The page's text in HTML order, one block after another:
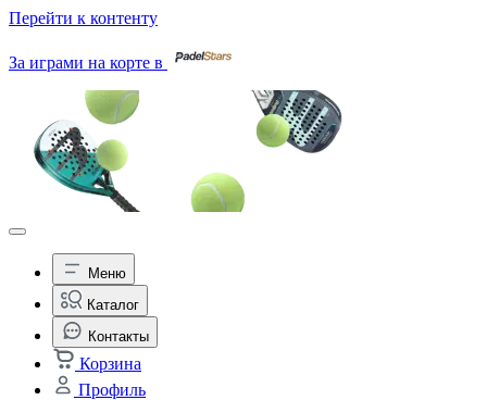
Перейти к контенту
За играми на корте в
Меню
Каталог
Контакты
Корзина
Профиль